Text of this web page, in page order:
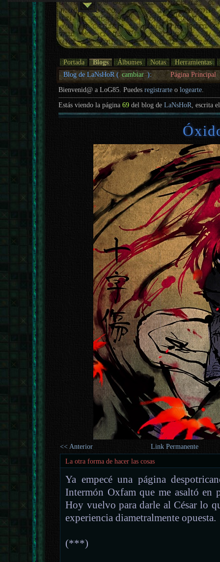
Portada Blogs Álbumes Notas
Herramientas
Blog de LaNsHoR ( cambiar ): Página Principal
Bienvenid@ a LoG85. Puedesregistrarte ologearte.
Estás viendo la página69 del blog deLaNsHoR , escrita
<< Anterior
Link Permanente
La otra forma de hacer las cosas
Ya empecé una página
Intermón Oxfam que me asaltó en
Hoy vuelvo para darle al César lo
experiencia diametralmente opuesta.
(***)